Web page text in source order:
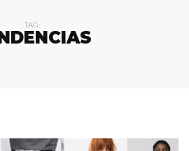
TAG: